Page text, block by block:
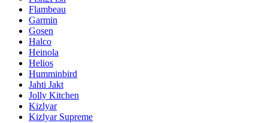
Flambeau
Garmin
Gosen
Halco
Heinola
Helios
Humminbird
Jahti Jakt
Jolly Kitchen
Kizlyar
Kizlyar Supreme